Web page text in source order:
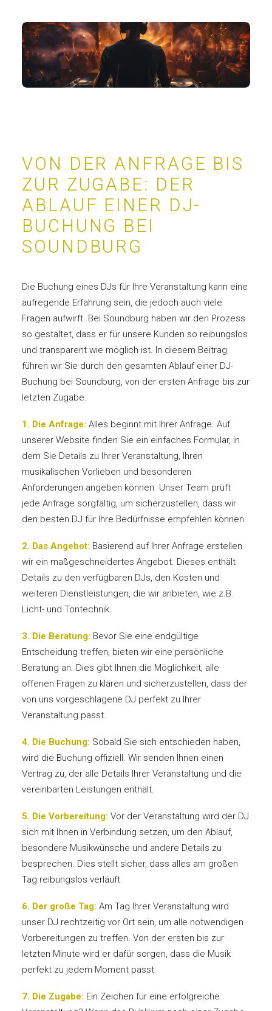
VON DER ANFRAGE BIS
ZUR ZUGABE: DER
ABLAUF EINER DJ-
BUCHUNG BEI
SOUNDBURG
Die Buchung eines DJs für Ihre Veranstaltung kann eine
aufregende Erfahrung sein, die jedoch auch viele
Fragen aufwirft. Bei Soundburg haben wir den Prozess
so gestaltet, dass er für unsere Kunden so reibungslos
und transparent wie möglich ist. In diesem Beitrag
führen wir Sie durch den gesamten Ablauf einer DJ-
Buchung bei Soundburg, von der ersten Anfrage bis zur
letzten Zugabe.
1. Die Anfrage: Alles beginnt mit Ihrer Anfrage. Auf
unserer Website finden Sie ein einfaches Formular, in
dem Sie Details zu Ihrer Veranstaltung, Ihren
musikalischen Vorlieben und besonderen
Anforderungen angeben können. Unser Team prüft
jede Anfrage sorgfältig, um sicherzustellen, dass wir
den besten DJ für Ihre Bedürfnisse empfehlen können.
2. Das Angebot: Basierend auf Ihrer Anfrage erstellen
wir ein maßgeschneidertes Angebot. Dieses enthält
Details zu den verfügbaren DJs, den Kosten und
weiteren Dienstleistungen, die wir anbieten, wie z.B.
Licht- und Tontechnik.
3. Die Beratung: Bevor Sie eine endgültige
Entscheidung treffen, bieten wir eine persönliche
Beratung an. Dies gibt Ihnen die Möglichkeit, alle
offenen Fragen zu klären und sicherzustellen, dass der
von uns vorgeschlagene DJ perfekt zu Ihrer
Veranstaltung passt.
4. Die Buchung: Sobald Sie sich entschieden haben,
wird die Buchung offiziell. Wir senden Ihnen einen
Vertrag zu, der alle Details Ihrer Veranstaltung und die
vereinbarten Leistungen enthält.
5. Die Vorbereitung: Vor der Veranstaltung wird der DJ
sich mit Ihnen in Verbindung setzen, um den Ablauf,
besondere Musikwünsche und andere Details zu
besprechen. Dies stellt sicher, dass alles am großen
Tag reibungslos verläuft.
6. Der große Tag: Am Tag Ihrer Veranstaltung wird
unser DJ rechtzeitig vor Ort sein, um alle notwendigen
Vorbereitungen zu treffen. Von der ersten bis zur
letzten Minute wird er dafür sorgen, dass die Musik
perfekt zu jedem Moment passt.
7. Die Zugabe: Ein Zeichen für eine erfolgreiche